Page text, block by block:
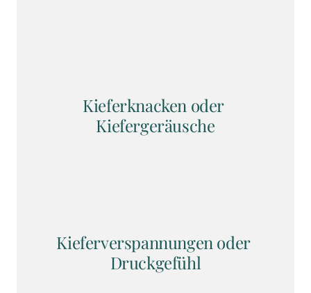
Kieferknacken oder
Kiefergeräusche
Kieferverspannungen oder
Druckgefühl